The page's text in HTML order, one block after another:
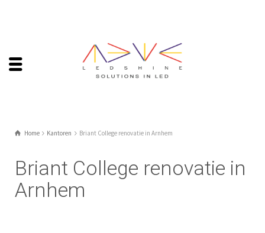
Home Kantoren Briant College renovatie in Arnhem
Briant College renovatie in
Arnhem